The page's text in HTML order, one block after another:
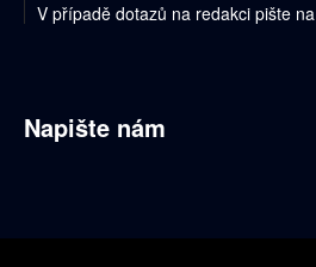
V případě dotazů na redakci pište na
Napište nám